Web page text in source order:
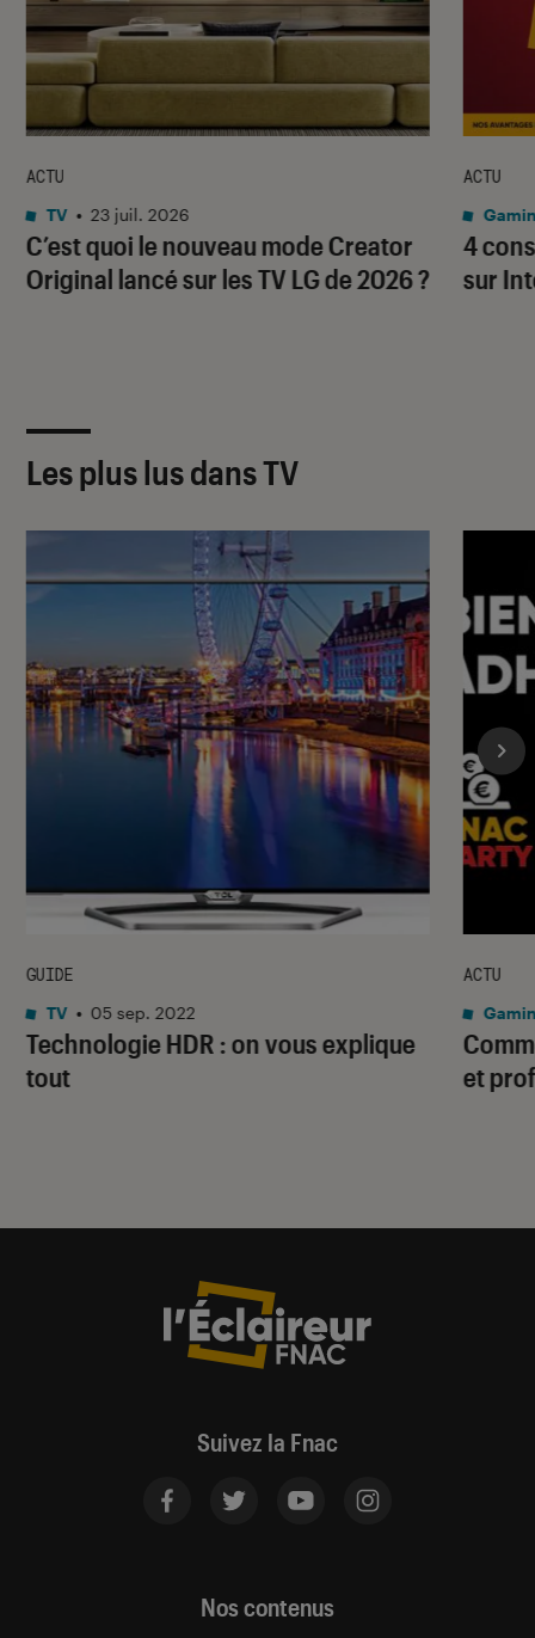
C’est quoi le nouveau mode Creator
Original lancé sur les TV LG de 2026 ?
ACTU
TV • 23 juil. 2026
4
sur
ACTU
Les plus lus dans TV
Technologie HDR : on vous explique
tout
GUIDE
TV • 05 sep. 2022
et
ACTU
Suivez la Fnac
Nos contenus